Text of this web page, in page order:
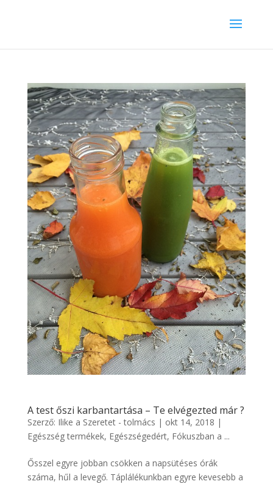
A test őszi karbantartása – Te elvégezted már ?
Szerző: Ilike a Szeretet - tolmács | okt 14, 2018 |
Egészség termékek, Egészségedért, Fókuszban a ...
Ősszel egyre jobban csökken a napsütéses órák
száma, hűl a levegő. Táplálékunkban egyre kevesebb a